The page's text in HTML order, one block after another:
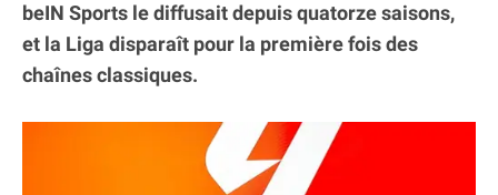
beIN Sports le diffusait depuis quatorze saisons,
et la Liga disparaît pour la première fois des
chaînes classiques.